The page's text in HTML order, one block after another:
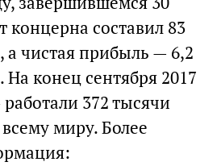
концерна составил 83
а чистая прибыль — 6,2
конец сентября 2017
372 тысячи
миру. Более